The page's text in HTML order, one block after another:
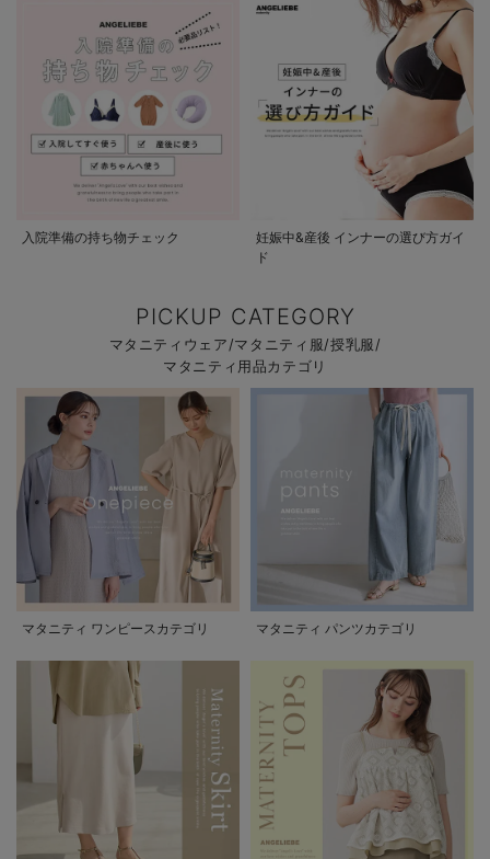
入院準備の持ち物チェック
妊娠中&産後 インナーの選び方ガイ
ド
PICKUP CATEGORY
マタニティウェア/マタニティ服/授乳服/
マタニティ用品カテゴリ
マタニティ ワンピースカテゴリ マタニティ パンツカテゴリ